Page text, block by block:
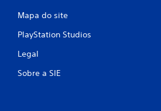
Mapa do site
PlayStation Studios
Legal
Sobre a SIE